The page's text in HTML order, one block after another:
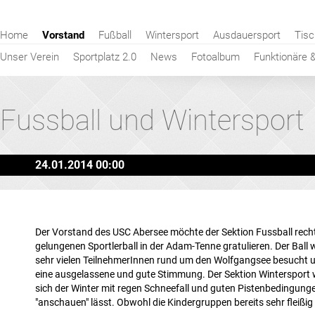
Navigation
Home
Vorstand
Unser Verein
Sportplatz 2.0 News Fotoalbum Funktionäre
Fußball Wintersport Ausdauersport
Fussball und Wintersport
24.01.2014 00:00
Der Vorstand des USC Abersee möchte der Sektion Fussball
gelungenen Sportlerball in der Adam-Tenne gratulieren. Der Ball
sehr vielen TeilnehmerInnen rund um den Wolfgangsee besucht
eine ausgelassene und gute Stimmung. Der Sektion Wintersport
sich der Winter mit regen Schneefall und guten
"anschauen" lässt. Obwohl die Kindergruppen bereits sehr